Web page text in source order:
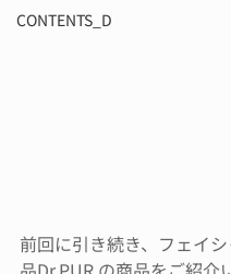
CONTENTS_D
前回に引き続き、フェイ